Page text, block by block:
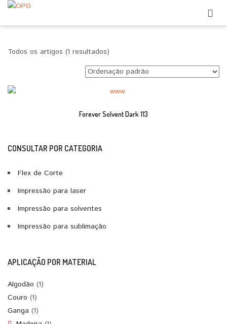
Todos os artigos (1 resultados)
Forever Solvent Dark 113
CONSULTAR POR CATEGORIA
Flex de Corte
Impressão para laser
Impressão para solventes
Impressão para sublimação
APLICAÇÃO POR MATERIAL
Algodão (1)
Couro (1)
Ganga (1)